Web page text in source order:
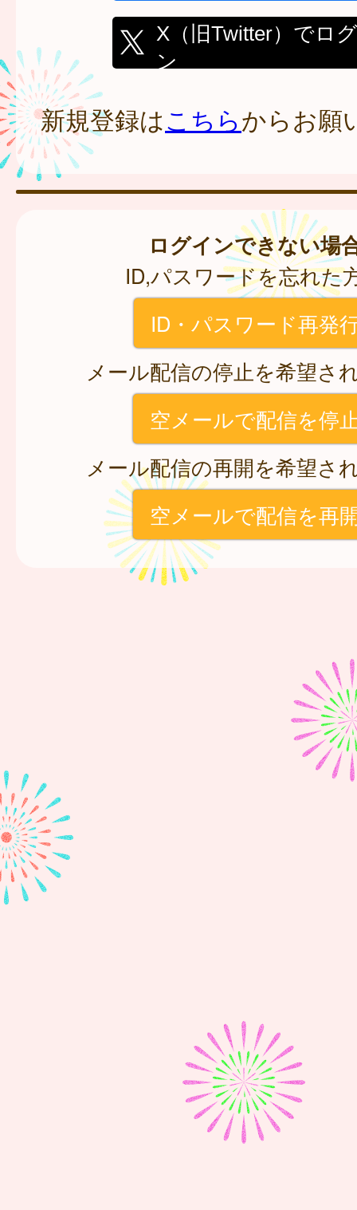
X（旧Twitter）でロ
ン
新規登録はこちらからお願
ログインできない場
ID,パスワードを忘れた
ID・パスワード再発
メール配信の停止を希望さ
空メールで配信を停
メール配信の再開を希望さ
空メールで配信を再